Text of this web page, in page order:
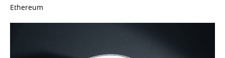
Ethereum